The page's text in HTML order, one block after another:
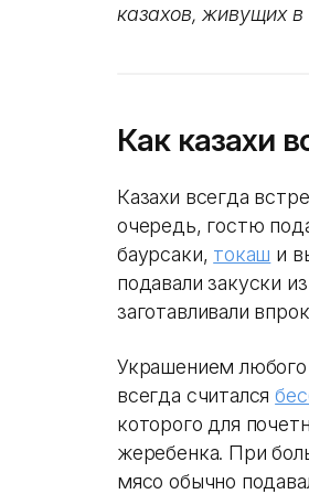
казахов, живущих
Как казахи
Казахи всегда
очередь, гостю
баурсаки, токаш и
подавали закуски
заготавливали
Украшением
всегда считался
которого для
жеребенка. При
мясо обычно